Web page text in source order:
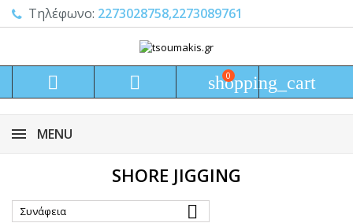
Τηλέφωνο: 2273028758,2273089761
  shopping_cart
0
MENU
SHORE JIGGING
Συνάφεια 